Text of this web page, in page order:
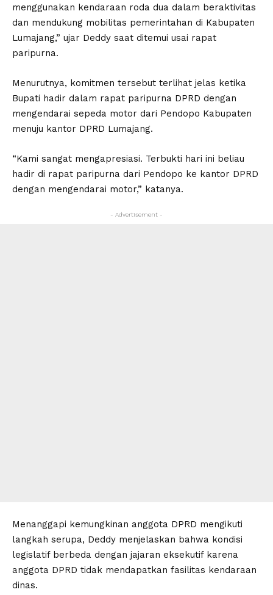
menggunakan kendaraan roda dua dalam beraktivitas
dan mendukung mobilitas pemerintahan di Kabupaten
Lumajang,” ujar Deddy saat ditemui usai rapat
paripurna.
Menurutnya, komitmen tersebut terlihat jelas ketika
Bupati hadir dalam rapat paripurna DPRD dengan
mengendarai sepeda motor dari Pendopo Kabupaten
menuju kantor DPRD Lumajang.
“Kami sangat mengapresiasi. Terbukti hari ini beliau
hadir di rapat paripurna dari Pendopo ke kantor DPRD
dengan mengendarai motor,” katanya.
- Advertisement -
Menanggapi kemungkinan anggota DPRD mengikuti
langkah serupa, Deddy menjelaskan bahwa kondisi
legislatif berbeda dengan jajaran eksekutif karena
anggota DPRD tidak mendapatkan fasilitas kendaraan
dinas.